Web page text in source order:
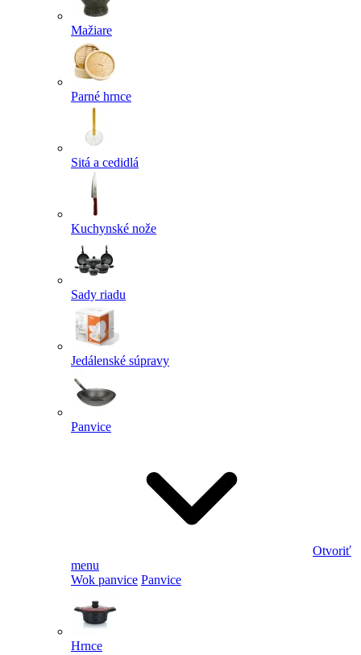
Mažiare
Parné hrnce
Sitá a cedidlá
Kuchynské nože
Sady riadu
Jedálenské súpravy
Panvice
Otvoriť
menu
Wok panvice Panvice
Hrnce